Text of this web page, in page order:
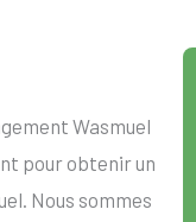
Wasmuel
pour obtenir un
Nous sommes